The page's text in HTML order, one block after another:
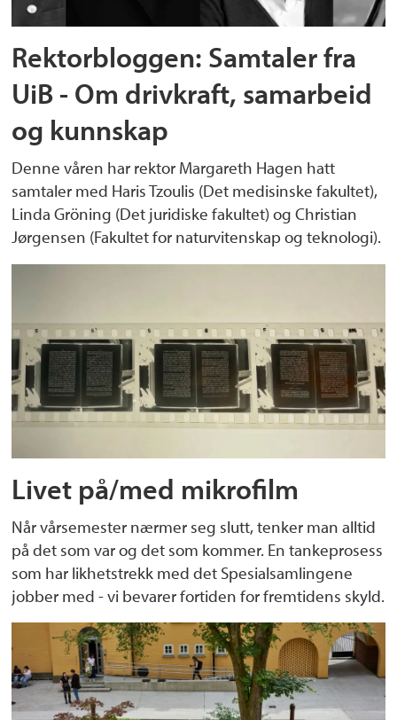
Rektorbloggen: Samtaler fra
UiB - Om drivkraft, samarbeid
og kunnskap
Denne våren har rektor Margareth Hagen hatt
samtaler med Haris Tzoulis (Det medisinske fakultet),
Linda Gröning (Det juridiske fakultet) og Christian
Jørgensen (Fakultet for naturvitenskap og teknologi).
Livet på/med mikrofilm
Når vårsemester nærmer seg slutt, tenker man alltid
på det som var og det som kommer. En tankeprosess
som har likhetstrekk med det Spesialsamlingene
jobber med - vi bevarer fortiden for fremtidens skyld.